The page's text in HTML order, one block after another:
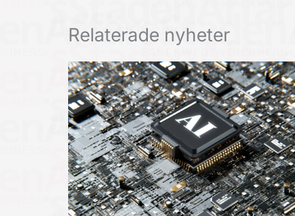
Relaterade nyheter